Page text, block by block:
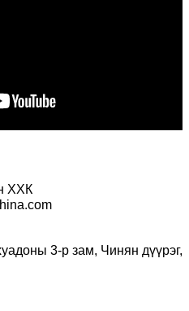
ХХК
3-р зам, Чинян дүүрэг,